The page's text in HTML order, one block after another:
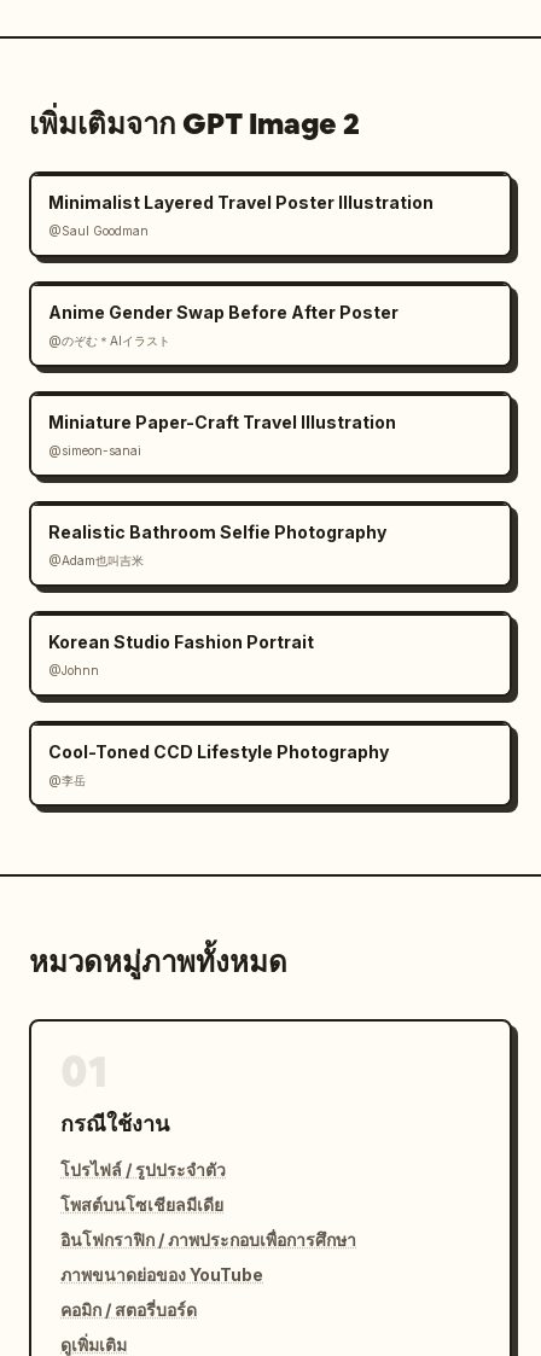
เพิ่มเติมจาก GPT Image 2
Minimalist Layered Travel Poster Illustration
@Saul Goodman
Anime Gender Swap Before After Poster
@のぞむ＊AIイラスト
Miniature Paper-Craft Travel Illustration
@simeon-sanai
Realistic Bathroom Selfie Photography
@Adam也叫吉米
Korean Studio Fashion Portrait
@Johnn
Cool-Toned CCD Lifestyle Photography
@李岳
หมวดหมู่ภาพทั้งหมด
กรณีใช้งาน
โปรไฟล์ / รูปประจำตัว
โพสต์บนโซเชียลมีเดีย
อินโฟกราฟิก / ภาพประกอบเพื่อการศึกษา
ภาพขนาดย่อของ YouTube
คอมิก / สตอรี่บอร์ด
ดูเพิ่มเติม